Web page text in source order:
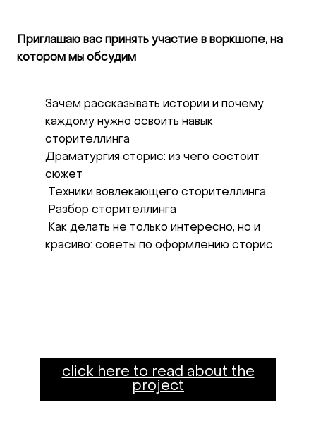
Приглашаю вас принять участие в воркшопе, на
котором мы обсудим
Зачем рассказывать истории и почему
каждому нужно освоить навык
сторителлинга
Драматургия сторис: из чего состоит
сюжет
Техники вовлекающего сторителлинга
Разбор сторителлинга
Как делать не только интересно, но и
красиво: советы по оформлению сторис
click here to read about the
project